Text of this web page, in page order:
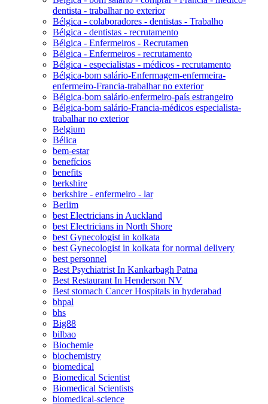
dentista - trabalhar no exterior
Bélgica - colaboradores - dentistas - Trabalho
Bélgica - dentistas - recrutamento
Bélgica - Enfermeiros - Recrutamen
Bélgica - Enfermeiros - recrutamento
Bélgica - especialistas - médicos - recrutamento
Bélgica-bom salário-Enfermagem-enfermeira-
enfermeiro-Francia-trabalhar no exterior
Bélgica-bom salário-enfermeiro-país estrangeiro
Bélgica-bom salário-Francia-médicos especialista-
trabalhar no exterior
Belgium
Bélica
bem-estar
benefícios
benefits
berkshire
berkshire - enfermeiro - lar
Berlim
best Electricians in Auckland
best Electricians in North Shore
best Gynecologist in kolkata
best Gynecologist in kolkata for normal delivery
best personnel
Best Psychiatrist In Kankarbagh Patna
Best Restaurant In Henderson NV
Best stomach Cancer Hospitals in hyderabad
bhpal
bhs
Big88
bilbao
Biochemie
biochemistry
biomedical
Biomedical Scientist
Biomedical Scientists
biomedical-science